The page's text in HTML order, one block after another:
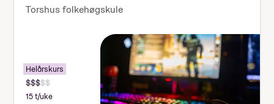
Torshus folkehøgskule
Helårskurs
15 t/uke